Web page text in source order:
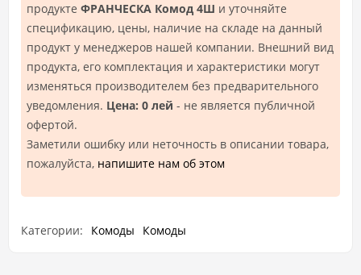
продукте ФРАНЧЕСКА Комод 4Ш и уточняйте
спецификацию, цены, наличие на складе на данный
продукт у менеджеров нашей компании. Внешний вид
продукта, его комплектация и характеристики могут
изменяться производителем без предварительного
уведомления. Цена: 0 лей - не является публичной
офертой.
Заметили ошибку или неточность в описании товара,
пожалуйста, напишите нам об этом
Категории: Комоды Комоды